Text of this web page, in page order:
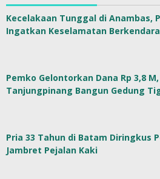
Kecelakaan Tunggal di Anambas,
Ingatkan Keselamatan Berkendara
Pemko Gelontorkan Dana Rp 3,8
Tanjungpinang Bangun Gedung
Pria 33 Tahun di Batam Diringkus
Jambret Pejalan Kaki